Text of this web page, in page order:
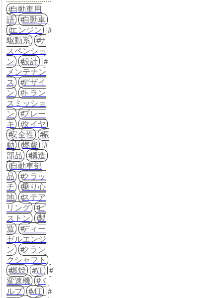
自動車用
語
自動車
エンジン
駆動系
サ
スペンショ
ン
設計
メンテナン
ス
デザイ
ン
トラン
スミッショ
ン
ブレー
キ
タイヤ
安全性
振
動
燃費
部品
構造
自動車部
品
クラッ
チ
乗り心
地
ステア
リング
ピ
ストン
製
造
ディー
ゼルエンジ
ン
クラン
クシャフト
燃焼
AT
変速機
バ
ルブ
MT